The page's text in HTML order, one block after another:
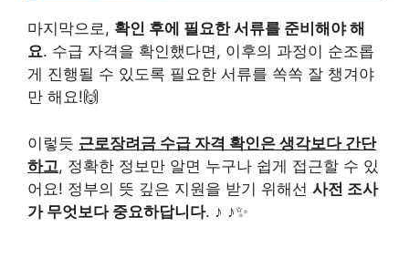
마지막으로, 확인 후에 필요한 서류를 준비해야 해
요. 수급 자격을 확인했다면, 이후의 과정이 순조롭
게 진행될 수 있도록 필요한 서류를 쏙쏙 잘 챙겨야
만 해요!🙌
이렇듯 근로장려금 수급 자격 확인은 생각보다 간단
하고, 정확한 정보만 알면 누구나 쉽게 접근할 수 있
어요! 정부의 뜻 깊은 지원을 받기 위해선 사전 조사
가 무엇보다 중요하답니다. ♪ ♪✨